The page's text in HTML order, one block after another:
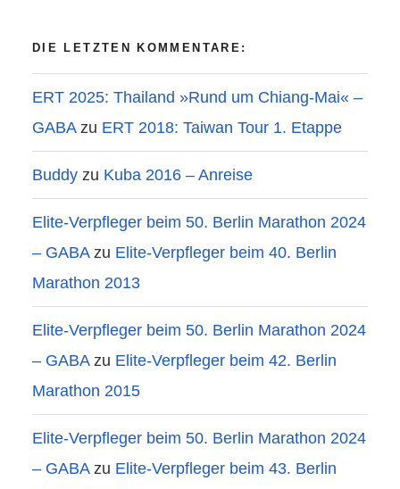
DIE LETZTEN KOMMENTARE:
ERT 2025: Thailand »Rund um Chiang-Mai« –
GABAzu ERT 2018: Taiwan Tour 1. Etappe
Buddy zu Kuba 2016 – Anreise
Elite-Verpfleger beim 50. Berlin Marathon 2024
– GABAzu Elite-Verpfleger beim 40. Berlin
Marathon 2013
Elite-Verpfleger beim 50. Berlin Marathon 2024
– GABAzu Elite-Verpfleger beim 42. Berlin
Marathon 2015
Elite-Verpfleger beim 50. Berlin Marathon 2024
– GABAzu Elite-Verpfleger beim 43. Berlin